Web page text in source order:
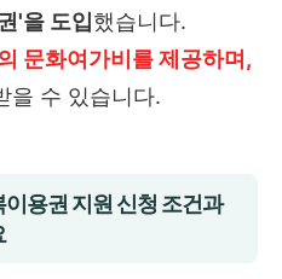
'을 도입했습니다.
문화여가비를 제공하며,
을 수 있습니다.
용권 지원 신청 조건과